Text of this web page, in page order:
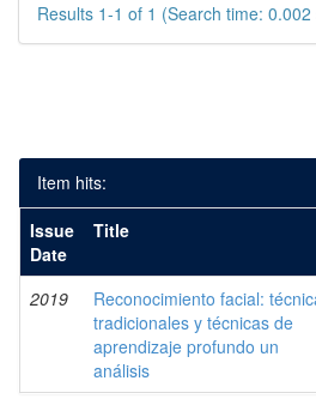
Results 1-1 of 1 (Search time:
Item hits:
Issue
Date
Title
2019
Reconocimiento facial:
tradicionales y técnicas de
aprendizaje profundo un
análisis